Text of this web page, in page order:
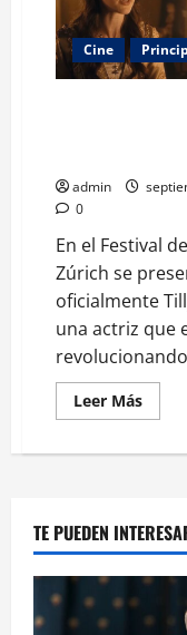
Brand
New
Day
y
ya
Cine
admin
0
En el Festival
Zúrich se
oficialmente
una actriz que
Leer MásLeer
más
Tilly
actriz
con
TE PUEDEN